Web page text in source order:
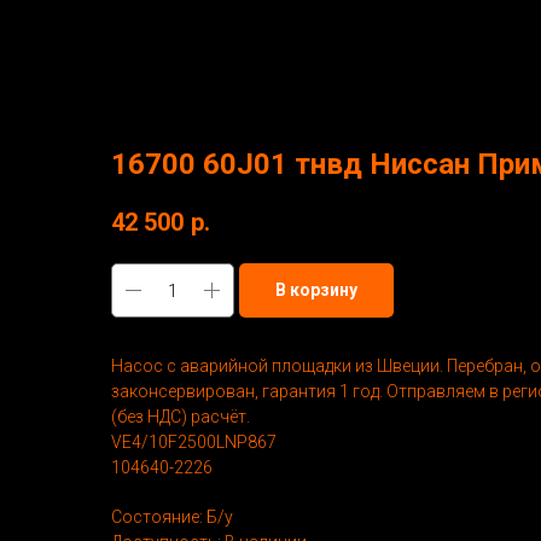
16700 60J01 тнвд Ниссан
42 500 р.
В корзину
Насос с аварийной площадки из Швеции. Перебран,
законсервирован, гарантия 1 год. Отправляем в
(без НДС) расчёт.
VE4/10F2500LNP867
104640-2226
Состояние: Б/у